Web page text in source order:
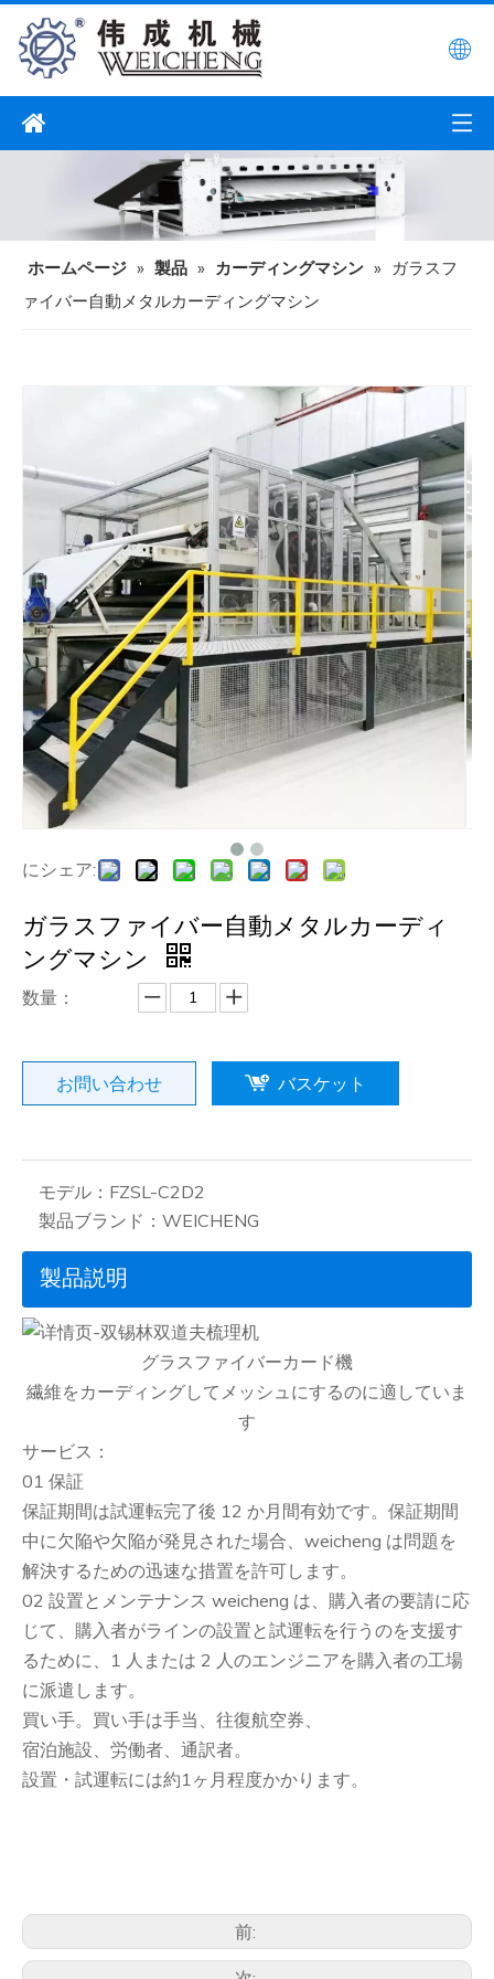
ホームページ » 製品 » カーディングマシン »
ガラスフ
ァイバー自動メタルカーディングマシン
にシェア:
ガラスファイバー自動メタルカーディ
ングマシン
数量：
お問い合わせ バスケット
モデル： FZSL-C2D2
製品ブランド： WEICHENG
製品説明
グラスファイバーカード機
繊維をカーディングしてメッシュにするのに適していま
す
サービス：
01 保証
保証期間は試運転完了後 12 か月間有効です。保証期間
中に欠陥や欠陥が発見された場合、weicheng は問題を
解決するための迅速な措置を許可します。
02 設置とメンテナンス weicheng は、購入者の要請に応
じて、購入者がラインの設置と試運転を行うのを支援す
るために、1 人または 2 人のエンジニアを購入者の工場
に派遣します。
買い手。買い手は手当、往復航空券、
宿泊施設、労働者、通訳者。
設置・試運転には約1ヶ月程度かかります。
前: